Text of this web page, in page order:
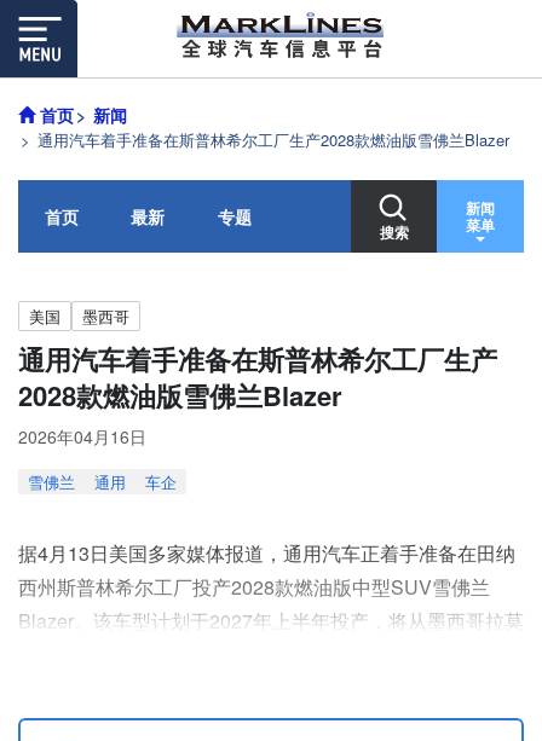
首页 新闻
通用汽车着手准备在斯普林希尔工厂生产2028款燃油版雪佛兰Blazer
首页 最新 专题
搜索
新闻
菜单
美国 墨西哥
通用汽车着手准备在斯普林希尔工厂生产
2028款燃油版雪佛兰Blazer
2026年04月16日
雪佛兰 通用 车企
据4月13日美国多家媒体报道，通用汽车正着手准备在田纳
西州斯普林希尔工厂投产2028款燃油版中型SUV雪佛兰
Blazer。该车型计划于2027年上半年投产，将从墨西哥拉莫
市场地位的战略。通用汽车此前曾表示，将于2027年开始